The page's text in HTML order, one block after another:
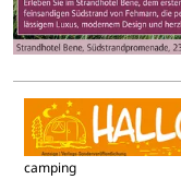
camping